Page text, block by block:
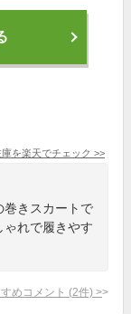
を楽天でチェック >>
巻きスカートで
れで履きやす
めコメント (2件) >